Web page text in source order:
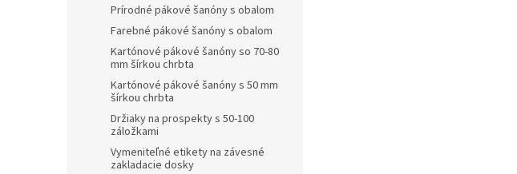
Prírodné pákové šanóny s obalom
Farebné pákové šanóny s obalom
Kartónové pákové šanóny so 70-80
mm šírkou chrbta
Kartónové pákové šanóny s 50 mm
šírkou chrbta
Držiaky na prospekty s 50-100
záložkami
Vymeniteľné etikety na závesné
zakladacie dosky